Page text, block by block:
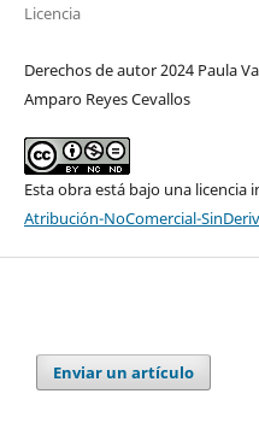
Licencia
Derechos de autor 2024 Paula
Amparo Reyes Cevallos
Esta obra está bajo una licencia
Atribución-NoComercial-
Enviar un artículo